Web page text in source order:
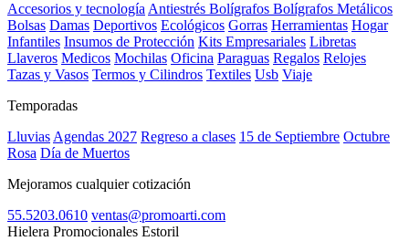
Accesorios y tecnología Antiestrés Bolígrafos Bolígrafos Metálicos
Bolsas Damas Deportivos Ecológicos Gorras Herramientas Hogar
Infantiles Insumos de Protección Kits Empresariales Libretas
Llaveros Medicos Mochilas Oficina Paraguas Regalos Relojes
Tazas y Vasos Termos y Cilindros Textiles Usb Viaje
Temporadas
Lluvias Agendas 2027 Regreso a clases 15 de Septiembre Octubre
Rosa Día de Muertos
Mejoramos cualquier cotización
55.5203.0610 ventas@promoarti.com
Hielera Promocionales Estoril